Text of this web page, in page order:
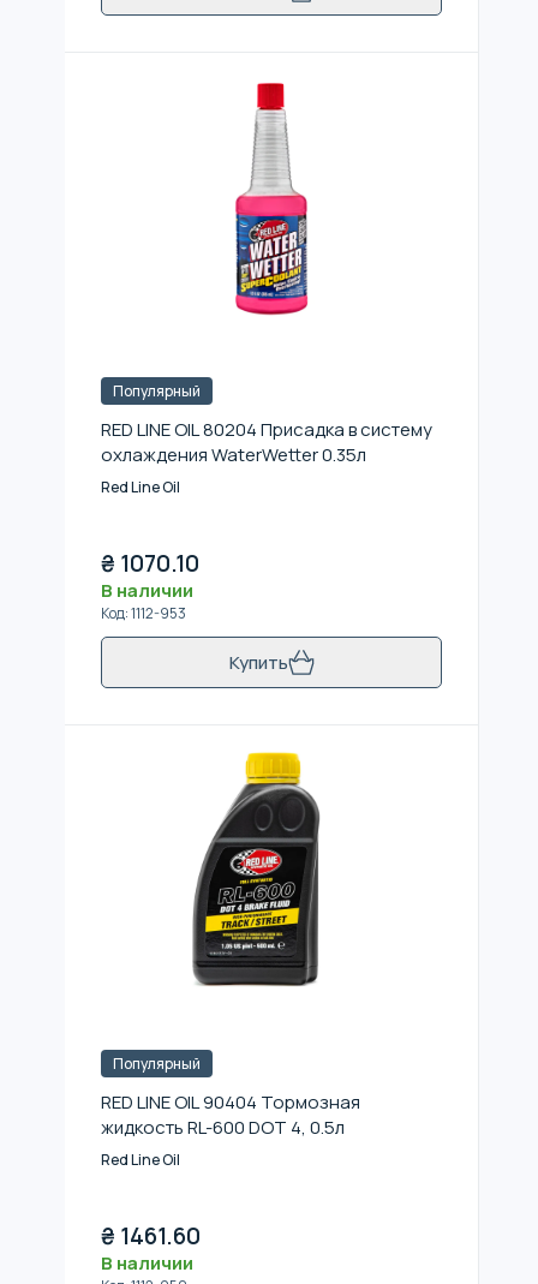
Популярный
RED LINE OIL 80204 Присадка в систему
охлаждения WaterWetter 0.35л
Red Line Oil
₴ 1070.10
В наличии
Код:1112-953
Купить
Популярный
RED LINE OIL 90404 Тормозная
жидкость RL-600 DOT 4, 0.5л
Red Line Oil
₴ 1461.60
В наличии